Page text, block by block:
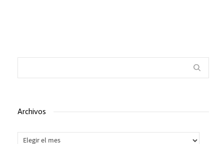
Archivos
Archivos